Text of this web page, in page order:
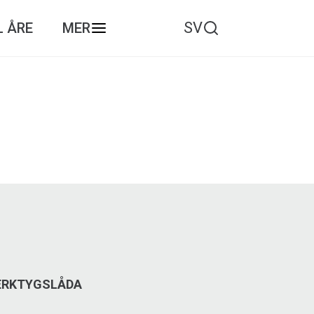
ÅRE MER SV